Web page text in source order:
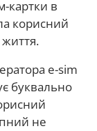
картки в
корисний
e-sim
буквально
не